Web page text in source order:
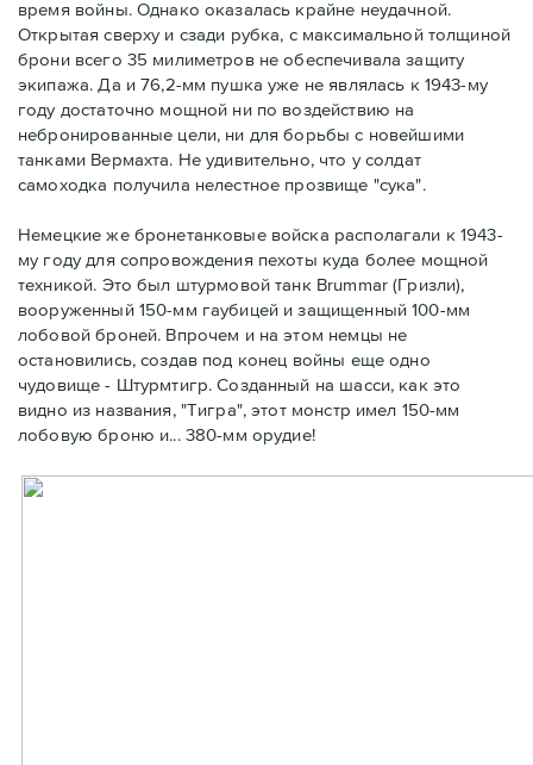
время войны. Однако оказалась крайне неудачной.
Открытая сверху и сзади рубка, с максимальной толщиной
брони всего 35 милиметров не обеспечивала защиту
экипажа. Да и 76,2-мм пушка уже не являлась к 1943-му
году достаточно мощной ни по воздействию на
небронированные цели, ни для борьбы с новейшими
танками Вермахта. Не удивительно, что у солдат
самоходка получила нелестное прозвище "сука".
Немецкие же бронетанковые войска располагали к 1943-
му году для сопровождения пехоты куда более мощной
техникой. Это был штурмовой танк Brummar (Гризли),
вооруженный 150-мм гаубицей и защищенный 100-мм
лобовой броней. Впрочем и на этом немцы не
остановились, создав под конец войны еще одно
чудовище - Штурмтигр. Созданный на шасси, как это
видно из названия, "Тигра", этот монстр имел 150-мм
лобовую броню и... 380-мм орудие!